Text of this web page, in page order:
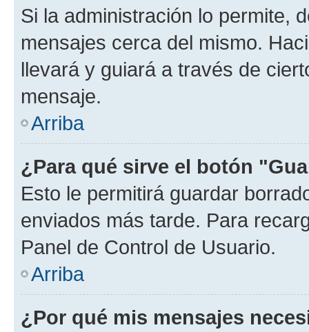
Si la administración lo permite,
mensajes cerca del mismo.
llevará y guiará a través de
mensaje.
Arriba
¿Para qué sirve el botón
Esto le permitirá guardar
enviados más tarde. Para
Panel de Control de Usuario.
Arriba
¿Por qué mis mensajes